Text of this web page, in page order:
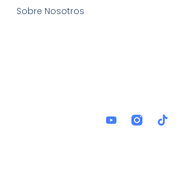
Sobre Nosotros